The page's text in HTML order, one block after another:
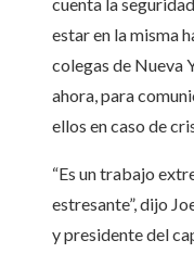
cuenta la
estar en la misma
colegas de Nueva
ahora, para
ellos en caso de
“Es un trabajo
estresante”, dijo
y presidente del